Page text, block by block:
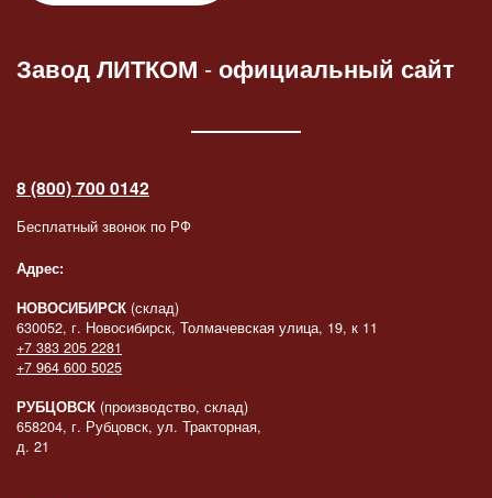
Завод ЛИТКОМ -официальный сайт
8 (800) 700 0142
Бесплатный звонок по РФ
Адрес:
НОВОСИБИРСК (склад)
630052, г. Новосибирск, Толмачевская улица, 19, к 11
+7 383 205 2281
+7 964 600 5025
РУБЦОВСК (производство, склад)
658204, г. Рубцовск, ул. Тракторная,
д. 21